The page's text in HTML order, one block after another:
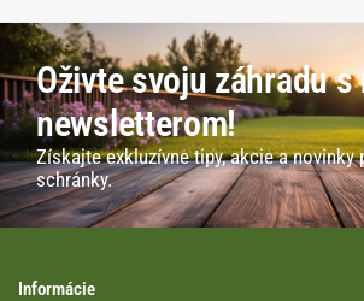
Oživte svoju záhradu s
newsletterom!
Získajte exkluzívne tipy, akcie a novinky
schránky.
Informácie